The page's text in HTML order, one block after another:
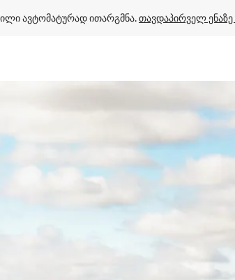
ავტომატურად ითარგმნა. თავდაპირველ ენაზე